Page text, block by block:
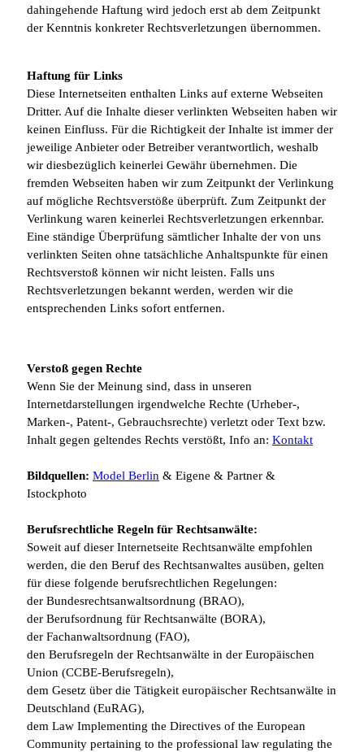
dahingehende Haftung wird jedoch erst ab dem Zeitpunkt
der Kenntnis konkreter Rechtsverletzungen übernommen.
Haftung für Links
Diese Internetseiten enthalten Links auf externe Webseiten
Dritter. Auf die Inhalte dieser verlinkten Webseiten haben wir
keinen Einfluss. Für die Richtigkeit der Inhalte ist immer der
jeweilige Anbieter oder Betreiber verantwortlich, weshalb
wir diesbezüglich keinerlei Gewähr übernehmen. Die
fremden Webseiten haben wir zum Zeitpunkt der Verlinkung
auf mögliche Rechtsverstöße überprüft. Zum Zeitpunkt der
Verlinkung waren keinerlei Rechtsverletzungen erkennbar.
Eine ständige Überprüfung sämtlicher Inhalte der von uns
verlinkten Seiten ohne tatsächliche Anhaltspunkte für einen
Rechtsverstoß können wir nicht leisten. Falls uns
Rechtsverletzungen bekannt werden, werden wir die
entsprechenden Links sofort entfernen.
Verstoß gegen Rechte
Wenn Sie der Meinung sind, dass in unseren
Internetdarstellungen irgendwelche Rechte (Urheber-,
Marken-, Patent-, Gebrauchsrechte) verletzt oder Text bzw.
Inhalt gegen geltendes Rechts verstößt, Info an: Kontakt
Bildquellen: Model Berlin & Eigene & Partner &
Istockphoto
Berufsrechtliche Regeln für Rechtsanwälte:
Soweit auf dieser Internetseite Rechtsanwälte empfohlen
werden, die den Beruf des Rechtsanwaltes ausüben, gelten
für diese folgende berufsrechtlichen Regelungen:
der Bundesrechtsanwaltsordnung (BRAO),
der Berufsordnung für Rechtsanwälte (BORA),
der Fachanwaltsordnung (FAO),
den Berufsregeln der Rechtsanwälte in der Europäischen
Union (CCBE-Berufsregeln),
dem Gesetz über die Tätigkeit europäischer Rechtsanwälte in
Deutschland (EuRAG),
dem Law Implementing the Directives of the European
Community pertaining to the professional law regulating the